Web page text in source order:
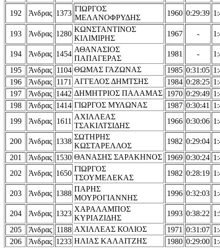
192 Άνδρας 1373
ΓΙΩΡΓΟΣ
ΜΕΛΑΝΟΦΡΥΔΗΣ
1960 0:29:39
193 Άνδρας 1280
ΚΩΝΣΤΑΝΤΙΝΟΣ
ΚΙΛΙΜΙΡΗΣ
1967 -
194 Άνδρας 1454
ΑΘΑΝΑΣΙΟΣ
ΠΑΠΑΓΕΡΑΣ
1981 -
195
Άνδρας 1104 ΘΩΜΑΣ ΓΑΖΩΝΑΣ 1985 0:31:05
196
Άνδρας 1171 ΑΓΓΕΛΟΣ ΔΗΜΤΣΗΣ 1984 0:28:25
197
Άνδρας 1442 ΔΗΜΗΤΡΙΟΣ ΠΑΛΑΜΑΣ 1970 0:29:49
198
Άνδρας 1414 ΓΙΩΡΓΟΣ ΜΥΛΩΝΑΣ 1987 0:30:41
199
Άνδρας 1611
ΑΧΙΛΛΕΑΣ
ΤΣΑΚΙΛΤΣΙΔΗΣ
1966 0:30:06
200 Άνδρας 1338
ΣΩΤΗΡΗΣ
ΚΩΣΤΑΡΕΛΛΟΣ
1982 0:29:04
201
Άνδρας 1530 ΘΑΝΑΣΗΣ ΣΑΡΑΚΗΝΟΣ 1969 0:30:24
202
Άνδρας 1650
ΓΙΩΡΓΟΣ
ΤΣΟΥΜΕΛΕΚΑΣ
1982 0:28:19
203 Άνδρας 1388
ΠΑΡΗΣ
ΜΟΥΡΟΓΙΑΝΝΗΣ
1996 0:32:03
204 Άνδρας 1323
ΧΑΡΑΛΑΜΠΟΣ
ΚΥΡΙΑΖΙΔΗΣ
1993 0:38:22
205
Άνδρας 1188 ΑΧΙΛΛΕΑΣ ΚΟΛΙΟΣ 1971 0:31:07
206
Άνδρας 1233 ΗΛΙΑΣ ΚΑΛΑΙΤΖΗΣ 1980 0:29:00